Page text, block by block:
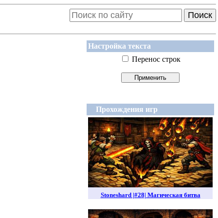
Поиск
Настройка текста
Перенос строк
Прохождения игр
Stoneshard |#28| Магическая битва